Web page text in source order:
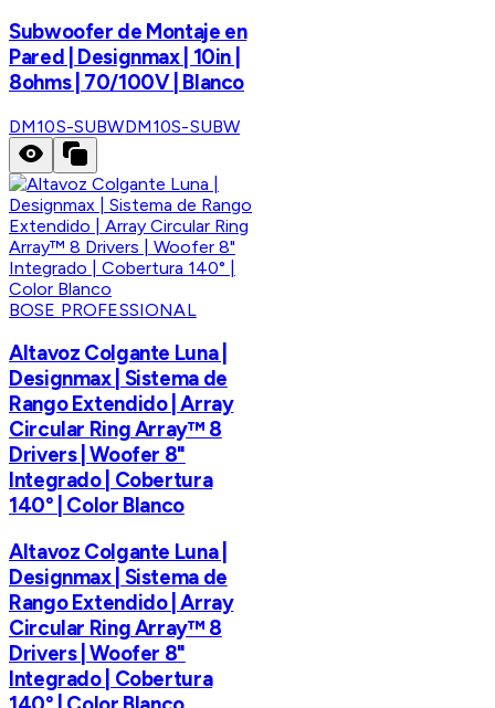
Subwoofer de Montaje en
Pared | Designmax | 10in |
8ohms | 70/100V | Blanco
DM10S-SUBWDM10S-SUBW
BOSE PROFESSIONAL
Altavoz Colgante Luna |
Designmax | Sistema de
Rango Extendido | Array
Circular Ring Array™ 8
Drivers | Woofer 8"
Integrado | Cobertura
140° | Color Blanco
Altavoz Colgante Luna |
Designmax | Sistema de
Rango Extendido | Array
Circular Ring Array™ 8
Drivers | Woofer 8"
Integrado | Cobertura